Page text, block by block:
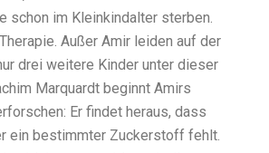
schon im Kleinkindalter sterben.
Außer Amir leiden auf der
drei weitere Kinder unter dieser
Marquardt beginnt Amirs
Er findet heraus, dass
ein bestimmter Zuckerstoff fehlt.